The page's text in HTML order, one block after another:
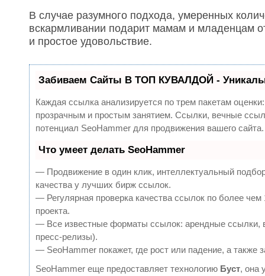
В случае разумного подхода, умеренных
вскармливании подарит мамам и младенцам
и простое удовольствие.
Забиваем Сайты В ТОП КУВАЛДОЙ -
Каждая ссылка анализируется по трем пакетам
прозрачным и простым занятием. Ссылки, вечные
потенциал SeoHammer для продвижения вашего сайта.
Что умеет делать SeoHammer
— Продвижение в один клик, интеллектуальный
качества у лучших бирж ссылок.
— Регулярная проверка качества ссылок по более
проекта.
— Все известные форматы ссылок: арендные ссылки,
пресс-релизы).
— SeoHammer покажет, где рост или падение, а также
SeoHammer еще предоставляет технологию Буст, она